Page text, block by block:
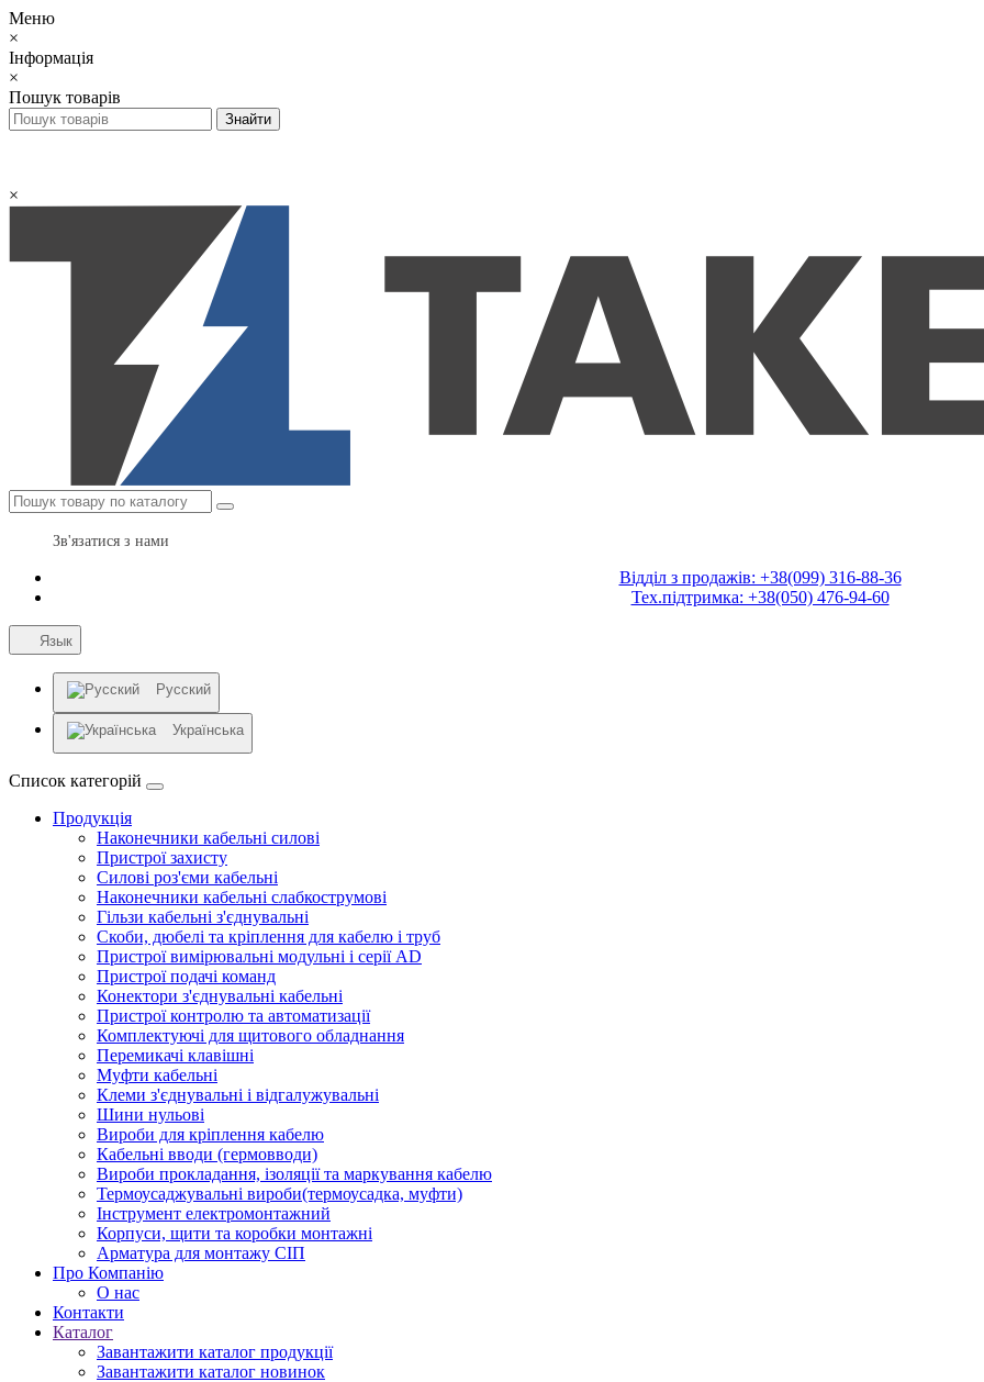
Меню
×
Інформація
×
Пошук товарів
×
Зв'язатися з нами
Відділ з продажів: +38(099) 316-88-36
Тех.підтримка: +38(050) 476-94-60
Язык
Русский
Українська
Список категорій
Продукція
Наконечники кабельні силові
Пристрої захисту
Силові роз'єми кабельні
Наконечники кабельні слабкострумові
Гільзи кабельні з'єднувальні
Скоби, дюбелі та кріплення для кабелю і труб
Пристрої вимірювальні модульні і серії AD
Пристрої подачі команд
Конектори з'єднувальні кабельні
Пристрої контролю та автоматизації
Комплектуючі для щитового обладнання
Перемикачі клавішні
Муфти кабельні
Клеми з'єднувальні і відгалужувальні
Шини нульові
Вироби для кріплення кабелю
Кабельні вводи (гермовводи)
Вироби прокладання, iзоляції та маркування кабелю
Термоусаджувальні вироби(термоусадка, муфти)
Інструмент електромонтажний
Корпуси, щити та коробки монтажні
Арматура для монтажу СІП
Про Компанію
О нас
Контакти
Каталог
Завантажити каталог продукції
Завантажити каталог новинок